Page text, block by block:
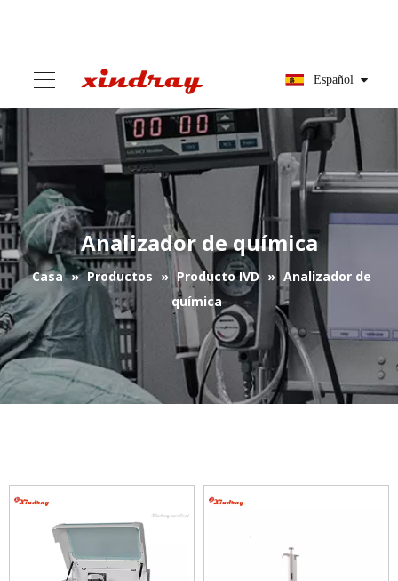
Español
Analizador de química
Casa » Productos » Producto IVD » Analizador de
química